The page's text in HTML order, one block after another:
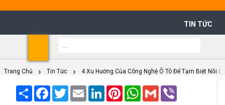
TIN TỨC
Trang Chủ Tin Tức 4 Xu Hướng Của Công Nghệ Ô Tô Để Tạm Biệt Nỗi
Share Facebook
TwitterEmail LinkedInPinterestWhatsApp
Gmail